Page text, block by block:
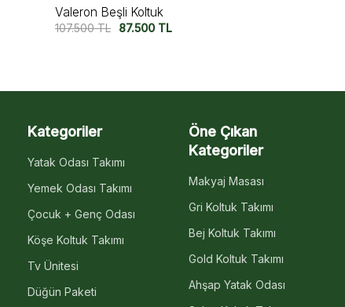
Valeron Beşli Koltuk
107.500TL 87.500 TL
Kategoriler
Yatak Odası Takımı
Yemek Odası Takımı
Çocuk + Genç Odası
Köşe Koltuk Takımı
Tv Ünitesi
Düğün Paketi
Öne Çıkan
Kategoriler
Makyaj Masası
Gri Koltuk Takımı
Bej Koltuk Takımı
Gold Koltuk Takımı
Ahşap Yatak Odası